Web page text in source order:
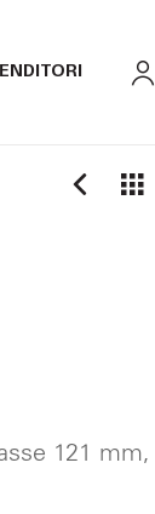
121 mm,